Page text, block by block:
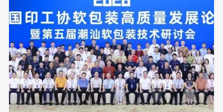
车间，首先映入眼帘的是全自动包盒机，由上料、打包、垂直等部
位组成，纸张从输入端进入后，经